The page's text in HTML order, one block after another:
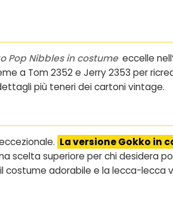
Pop Nibbles in costume eccelle
a Tom 2352 e Jerry 2353 per
più teneri dei cartoni vintage.
La versione Gokko in
scelta superiore per chi desidera
adorabile e la lecca-lecca